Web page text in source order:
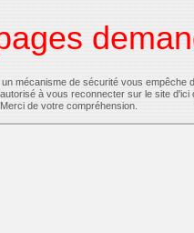
mécanisme de sécurité vous empêche
à vous reconnecter sur le site d'ici
Merci de votre compréhension.